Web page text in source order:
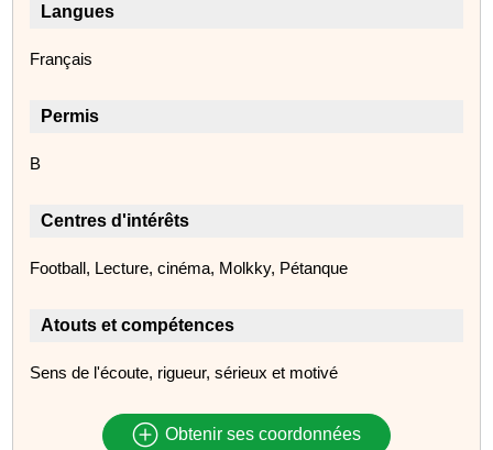
Langues
Français
Permis
B
Centres d'intérêts
Football, Lecture, cinéma, Molkky, Pétanque
Atouts et compétences
Sens de l'écoute, rigueur, sérieux et motivé
Obtenir ses coordonnées